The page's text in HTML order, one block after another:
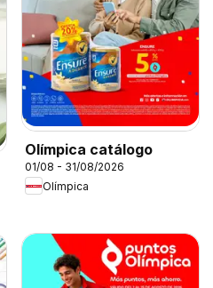
Olímpica catálogo
01/08 - 31/08/2026
Olímpica